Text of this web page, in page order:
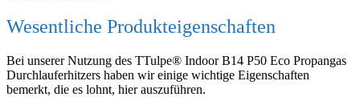
Wesentliche Produkteigenschaften
Bei unserer Nutzung des TTulpe® Indoor B14 P50 Eco Propangas
Durchlauferhitzers haben wir einige wichtige Eigenschaften
bemerkt, die es lohnt, hier auszuführen.